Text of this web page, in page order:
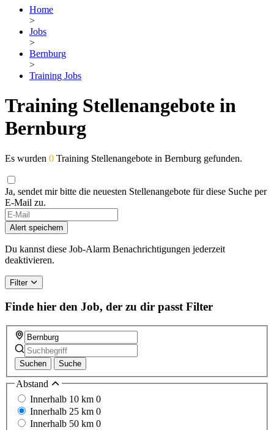
Home
>
Jobs
>
Bernburg
>
Training Jobs
Training Stellenangebote in
Bernburg
Es wurden 0 Training Stellenangebote in Bernburg gefunden.
Ja, sendet mir bitte die neuesten Stellenangebote für diese Suche per
E-Mail zu.
Alert speichern
Du kannst diese Job-Alarm Benachrichtigungen jederzeit
deaktivieren.
Filter
Finde hier den Job, der zu dir passt Filter
Suchen Suche
Abstand
Innerhalb 10 km 0
Innerhalb 25 km 0
Innerhalb 50 km 0